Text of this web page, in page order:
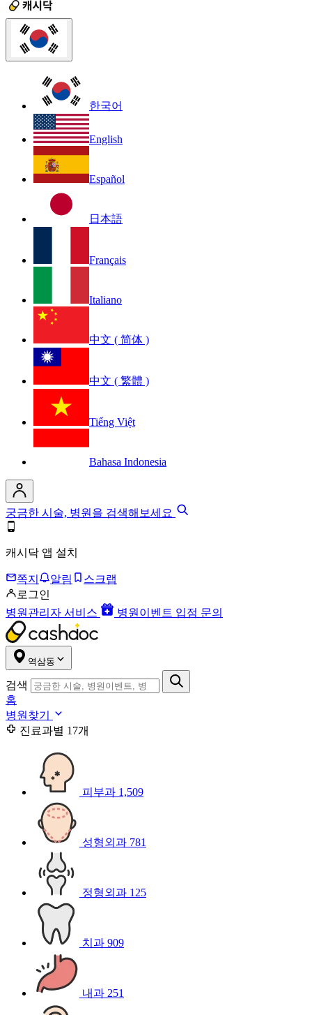
한국어
English
Español
日本語
Français
Italiano
中文 ( 简体 )
中文 ( 繁體 )
Tiếng Việt
Bahasa Indonesia
궁금한 시술, 병원을 검색해보세요
캐시닥 앱 설치
쪽지 알림
스크랩
로그인
병원관리자 서비스
병원이벤트 입점 문의
역삼동
검색
홈
병원찾기
진료과별 17개
피부과 1,509
성형외과 781
정형외과 125
치과 909
내과 251